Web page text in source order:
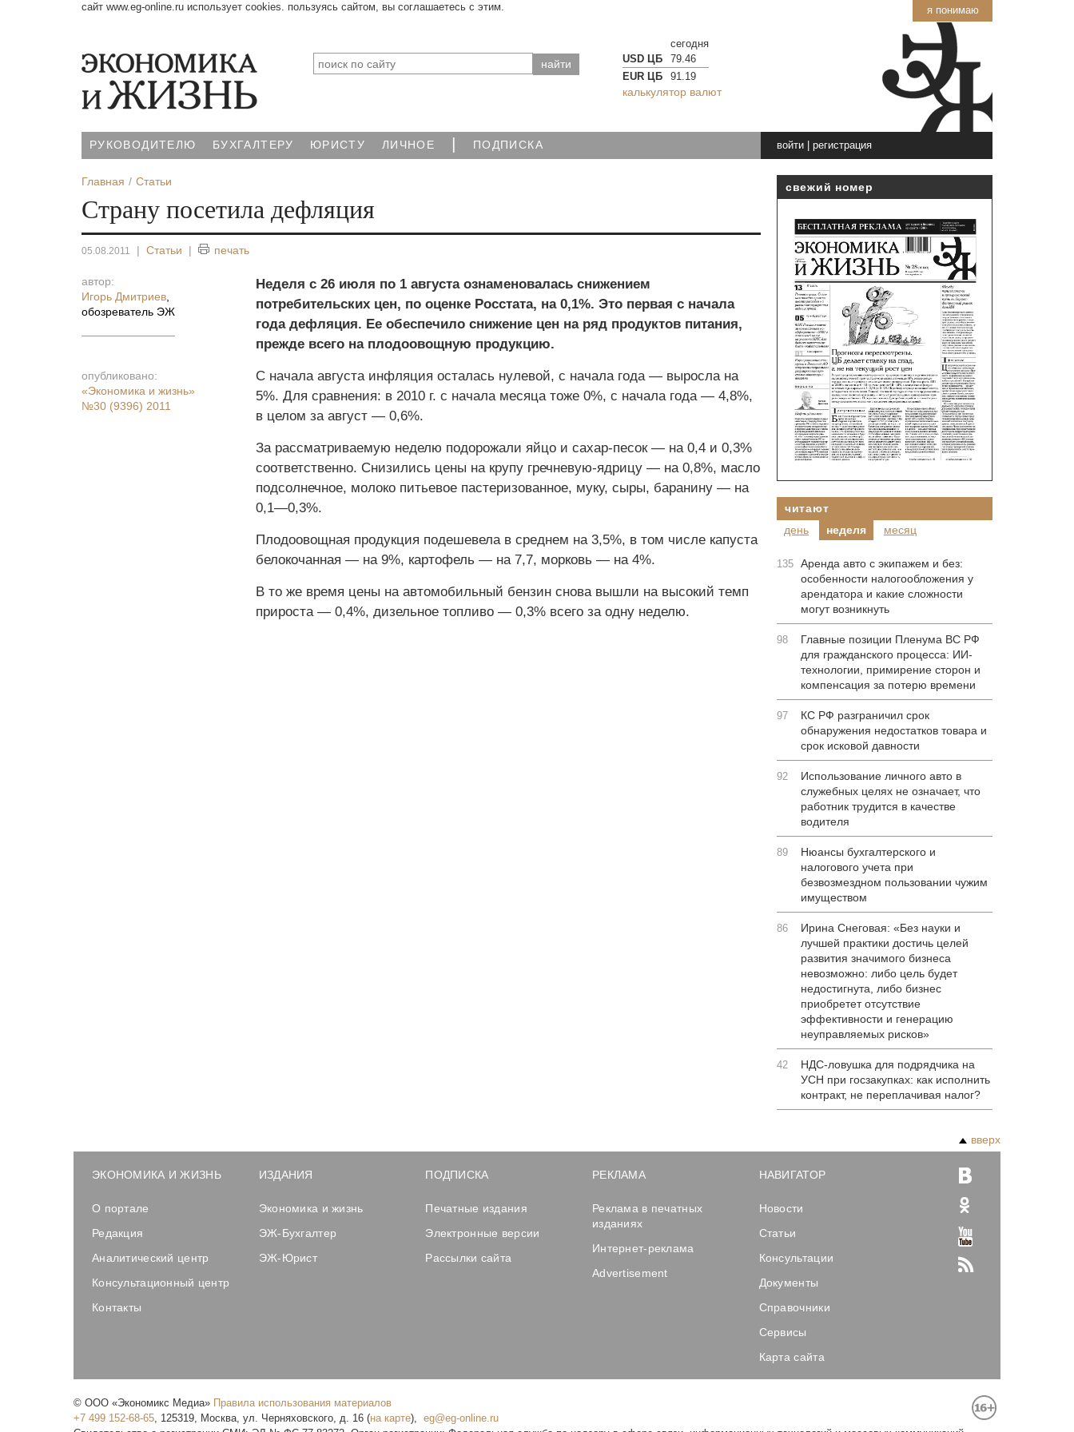
я понимаю
сайт www.eg-online.ru использует cookies. пользуясь сайтом, вы соглашаетесь с этим.
сегодня
USD ЦБ
79.46
EUR ЦБ
91.19
калькулятор валют
РУКОВОДИТЕЛЮ БУХГАЛТЕРУ ЮРИСТУ ЛИЧНОЕ | ПОДПИСКА войти| регистрация
Главная Статьи
Страну посетила дефляция
05.08.2011 | Статьи | печать
автор:
Игорь Дмитриев
обозреватель ЭЖ
опубликовано:
«Экономика и жизнь»
№30 (9396) 2011
Неделя с 26 июля по 1 августа ознаменовалась снижением
потребительских цен, по оценке Росстата, на 0,1%. Это первая с начала
года дефляция. Ее обеспечило снижение цен на ряд продуктов питания,
прежде всего на плодоовощную продукцию.
С начала августа инфляция осталась нулевой, с начала года — выросла на
5%. Для сравнения: в 2010 г. с начала месяца тоже 0%, с начала года — 4,8%,
в целом за август — 0,6%.
За рассматриваемую неделю подорожали яйцо и сахар-песок — на 0,4 и 0,3%
соответственно. Снизились цены на крупу гречневую-ядрицу — на 0,8%, масло
подсолнечное, молоко питьевое пастеризованное, муку, сыры, баранину — на
0,1—0,3%.
Плодоовощная продукция подешевела в среднем на 3,5%, в том числе капуста
белокочанная — на 9%, картофель — на 7,7, морковь — на 4%.
В то же время цены на автомобильный бензин снова вышли на высокий темп
прироста — 0,4%, дизельное топливо — 0,3% всего за одну неделю.
свежий номер
читают
день
неделя месяц
135 Аренда авто с экипажем и без:
особенности налогообложения у
арендатора и какие сложности
могут возникнуть
98
Главные позиции Пленума ВС РФ
для гражданского процесса: ИИ-
технологии, примирение сторон и
компенсация за потерю времени
97
КС РФ разграничил срок
обнаружения недостатков товара и
срок исковой давности
92
Использование личного авто в
служебных целях не означает, что
работник трудится в качестве
водителя
89
Нюансы бухгалтерского и
налогового учета при
безвозмездном пользовании чужим
имуществом
86
Ирина Снеговая: «Без науки и
лучшей практики достичь целей
развития значимого бизнеса
невозможно: либо цель будет
недостигнута, либо бизнес
приобретет отсутствие
эффективности и генерацию
неуправляемых рисков»
42
НДС-ловушка для подрядчика на
УСН при госзакупках: как исполнить
контракт, не переплачивая налог?
вверх
ЭКОНОМИКА И ЖИЗНЬ
О портале
Редакция
Аналитический центр
Консультационный центр
Контакты
ИЗДАНИЯ
Экономика и жизнь
ЭЖ-Бухгалтер
ЭЖ-Юрист
ПОДПИСКА
Печатные издания
Электронные версии
Рассылки сайта
РЕКЛАМА
Реклама в печатных
изданиях
Интернет-реклама
Advertisement
НАВИГАТОР
Новости
Статьи
Консультации
Документы
Справочники
Сервисы
Карта сайта
© ООО «Экономикс Медиа» Правила использования материалов
+7 499 152-68-65, 125319, Москва, ул. Черняховского, д. 16 (на карте),